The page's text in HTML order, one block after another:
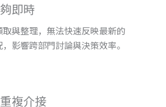
即時
與整理，無法快速反映最新的
影響跨部門討論與決策效率。
複介接